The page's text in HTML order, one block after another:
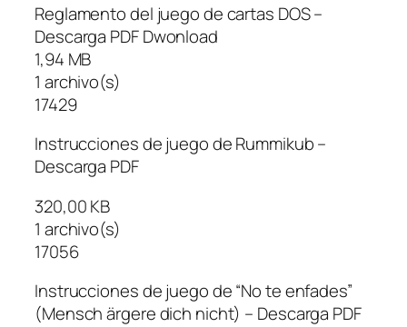
Reglamento del juego de cartas DOS –
Descarga PDF Dwonload
1,94 MB
1 archivo(s)
17429
Instrucciones de juego de Rummikub –
Descarga PDF
320,00 KB
1 archivo(s)
17056
Instrucciones de juego de “No te enfades”
(Mensch ärgere dich nicht) – Descarga PDF